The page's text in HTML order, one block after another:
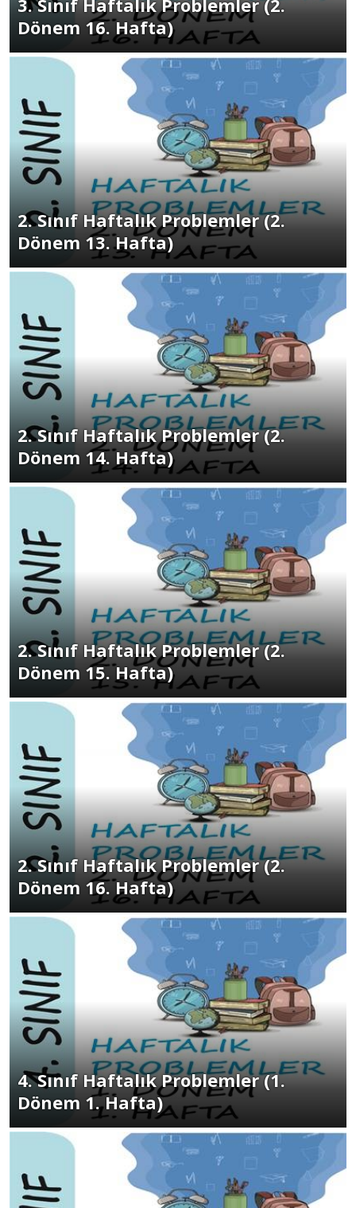
3. Sınıf Haftalık Problemler (2.
Dönem 16. Hafta)
2. Sınıf Haftalık Problemler (2.
Dönem 13. Hafta)
2. Sınıf Haftalık Problemler (2.
Dönem 14. Hafta)
2. Sınıf Haftalık Problemler (2.
Dönem 15. Hafta)
2. Sınıf Haftalık Problemler (2.
Dönem 16. Hafta)
4. Sınıf Haftalık Problemler (1.
Dönem 1. Hafta)